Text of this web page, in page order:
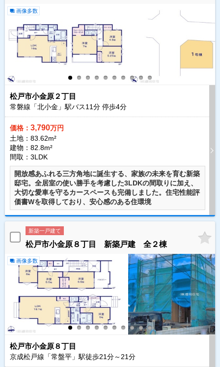
画像多数
松戸市小金原２丁目
常磐線「北小金」駅バス11分 停歩4分
価格： 3,790万円
土地：83.62m²
建物：82.8m²
間取：3LDK
開放感あふれる三方角地に誕生する、家族の未来を育む新築
邸宅。全居室の使い勝手を考慮した3LDKの間取りに加え、
大切な愛車を守るカースペースも完備しました。住宅性能評
価書Wを取得しており、安心感のある住環境
新築一戸建て
松戸市小金原８丁目 新築戸建 全２棟
画像多数
松戸市小金原８丁目
京成松戸線「常盤平」駅徒歩21分～ 21分